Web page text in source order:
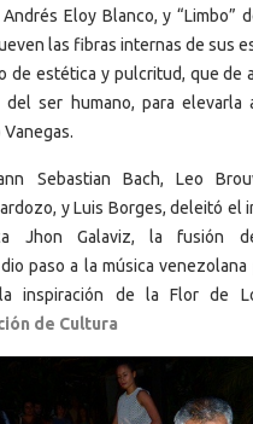
Eloy Blanco, y “Limbo”
las fibras internas de sus
de estética y pulcritud, que de
ser humano, para elevarla
Sebastian Bach, Leo
y Luis Borges, deleitó el
Jhon Galaviz, la fusión
paso a la música venezolana
inspiración de la Flor de
de Cultura